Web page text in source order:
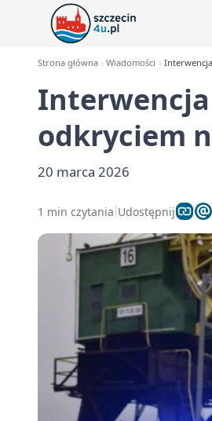
Strona główna Wiadomości
Interwencja
odkryciem
20 marca 2026
1 min czytania Udostępnij